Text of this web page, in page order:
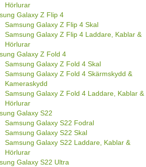
Hörlurar
Galaxy Z Flip 4
Samsung Galaxy Z Flip 4 Skal
Samsung Galaxy Z Flip 4 Laddare, Kablar &
Hörlurar
Galaxy Z Fold 4
Samsung Galaxy Z Fold 4 Skal
Samsung Galaxy Z Fold 4 Skärmskydd &
Kameraskydd
Samsung Galaxy Z Fold 4 Laddare, Kablar &
Hörlurar
Galaxy S22
Samsung Galaxy S22 Fodral
Samsung Galaxy S22 Skal
Samsung Galaxy S22 Laddare, Kablar &
Hörlurar
Galaxy S22 Ultra